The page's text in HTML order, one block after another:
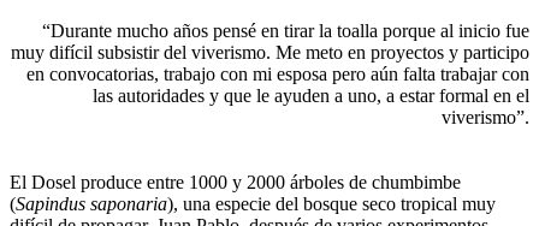
“Durante mucho años pensé en tirar la toalla porque al inicio fue
muy difícil subsistir del viverismo. Me meto en proyectos y participo
en convocatorias, trabajo con mi esposa pero aún falta trabajar con
las autoridades y que le ayuden a uno, a estar formal en el
viverismo”.
El Dosel produce entre 1000 y 2000 árboles de chumbimbe
(Sapindus saponaria), una especie del bosque seco tropical muy